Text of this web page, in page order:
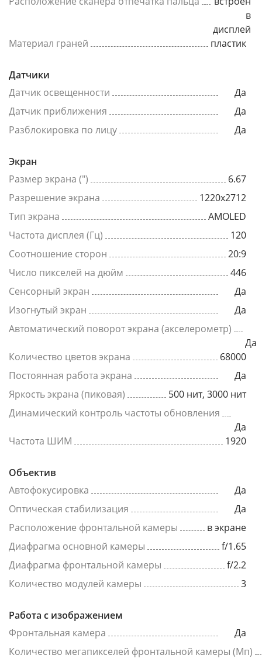
в
дисплей
Материал граней
пластик
Датчики
Датчик освещенности
Да
Датчик приближения
Да
Разблокировка по лицу
Да
Экран
Размер экрана (")
6.67
Разрешение экрана
1220x2712
Тип экрана
AMOLED
Частота дисплея (Гц)
120
Соотношение сторон
20:9
Число пикселей на дюйм
446
Сенсорный экран
Да
Изогнутый экран
Да
Автоматический поворот экрана (акселерометр)
Да
Количество цветов экрана
68000
Постоянная работа экрана
Да
Яркость экрана (пиковая)
500 нит, 3000 нит
Динамический контроль частоты обновления
Да
Частота ШИМ
1920
Объектив
Автофокусировка
Да
Оптическая стабилизация
Да
Расположение фронтальной камеры
в экране
Диафрагма основной камеры
f/1.65
Диафрагма фронтальной камеры
f/2.2
Количество модулей камеры
3
Работа с изображением
Фронтальная камера
Да
Количество мегапикселей фронтальной камеры (Мп)